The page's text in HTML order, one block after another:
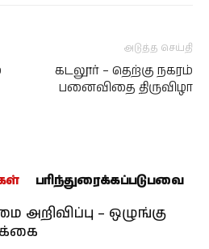
அடுத்த செய்தி
கடலூர் – தெற்கு நகரம்
பனைவிதை திருவிழா
பரிந்துரைக்கப்படுபவை
அறிவிப்பு – ஒழுங்கு